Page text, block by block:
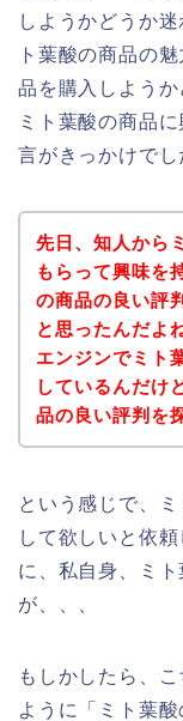
しようかどうか
ト葉酸の商品の
品を購入しようか
ミト葉酸の商品
言がきっかけでし
先日、知人から
もらって興味を
の商品の良い評
と思ったんだよ
エンジンでミト
しているんだけ
品の良い評判を
という感じで、
して欲しいと依
に、私自身、ミ
が、、、
もしかしたら、
ように「ミト葉